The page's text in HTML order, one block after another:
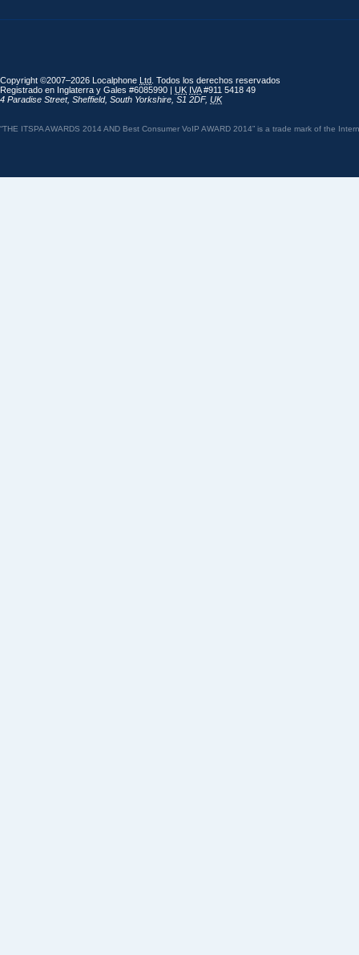
Copyright ©2007–2026 Localphone Ltd . Todos los derechos reservados
Registrado en Inglaterra y Gales #6085990 | UK IVA#911 5418 49
4 Paradise Street, Sheffield, South Yorkshire S1 2DF, UK
“THE ITSPA AWARDS 2014 AND Best Consumer VoIP AWARD 2014” is a trade mark of the